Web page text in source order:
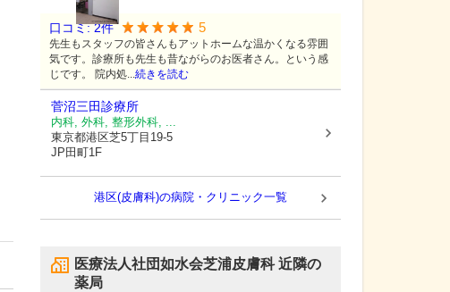
口コミ:2件 5
先生もスタッフの皆さんもアットホームな温かくなる雰囲
気です。診療所も先生も昔ながらのお医者さん。という感
じです。 院内処...続きを読む
菅沼三田診療所
内科, 外科, 整形外科, ...
東京都港区芝5丁目19-5
JP田町1F
港区(皮膚科)の病院・クリニック一覧
医療法人社団如水会芝浦皮膚科近隣の
薬局